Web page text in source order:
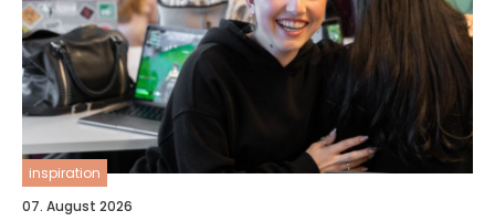
inspiration
07. August 2026